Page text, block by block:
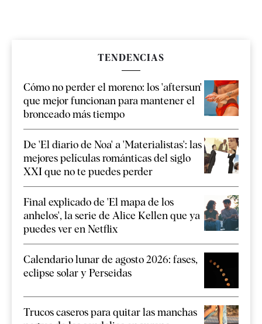
TENDENCIAS
Cómo no perder el moreno: los 'aftersun'
que mejor funcionan para mantener el
bronceado más tiempo
De 'El diario de Noa' a 'Materialistas': las
mejores películas románticas del siglo
XXI que no te puedes perder
Final explicado de 'El mapa de los
anhelos', la serie de Alice Kellen que ya
puedes ver en Netflix
Calendario lunar de agosto 2026: fases,
eclipse solar y Perseidas
Trucos caseros para quitar las manchas